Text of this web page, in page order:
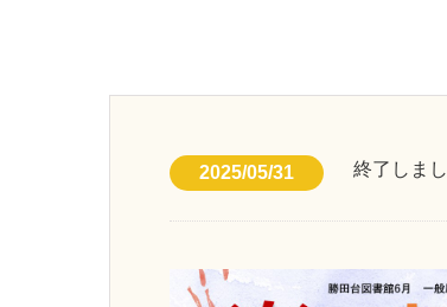
2025/05/31 終了しま